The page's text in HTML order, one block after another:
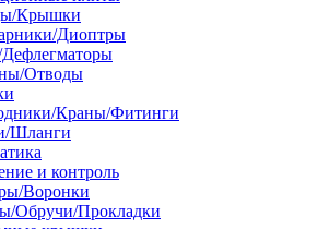
Крышки
Диоптры
Отводы
Краны/Фитинги
Шланги
и контроль
Воронки
Обручи/Прокладки